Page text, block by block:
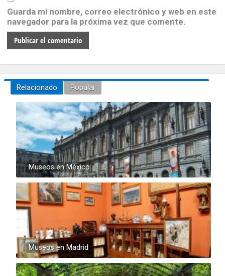
Guarda mi nombre, correo electrónico y web en este
navegador para la próxima vez que comente.
Relacionado Popular
Museos en México
Museos en Madrid